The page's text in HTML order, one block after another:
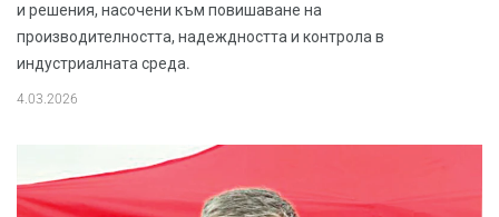
и решения, насочени към повишаване на
производителността, надеждността и контрола в
индустриалната среда.
4.03.2026